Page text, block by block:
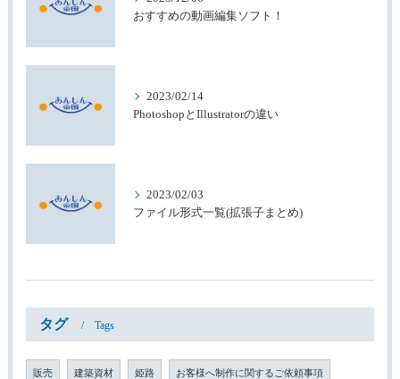
おすすめの動画編集ソフト！
2023/02/14
PhotoshopとIllustratorの違い
2023/02/03
ファイル形式一覧(拡張子まとめ)
タグ Tags
販売 建築資材 姫路 お客様へ制作に関するご依頼事項